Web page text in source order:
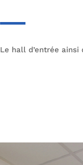
Le hall d’entrée